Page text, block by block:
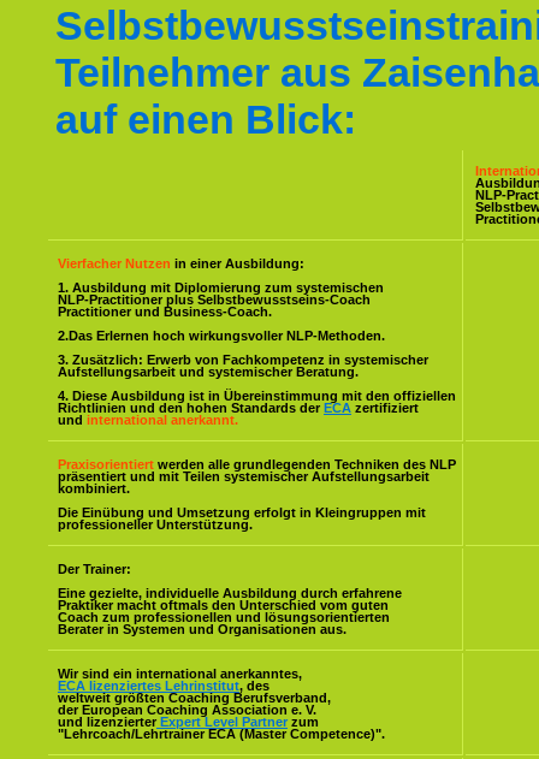
Teilnehmer aus
auf einen Blick:
NLP-
Vierfacher Nutzen in einer Ausbildung:
1. Ausbildung mit Diplomierung zum systemischen
NLP-Practitioner plus Selbstbewusstseins-Coach
Practitioner und Business-Coach.
2.Das Erlernen hoch wirkungsvoller NLP-Methoden.
3. Zusätzlich: Erwerb von Fachkompetenz in systemischer
Aufstellungsarbeit und systemischer Beratung.
4. Diese Ausbildung ist in Übereinstimmung mit den offiziellen
Richtlinien und den hohen Standards der ECA zertifiziert
und international anerkannt.
Praxisorientiert werden alle grundlegenden Techniken des NLP
präsentiert und mit Teilen systemischer Aufstellungsarbeit
kombiniert.
Die Einübung und Umsetzung erfolgt in Kleingruppen mit
professioneller Unterstützung.
Der Trainer:
Eine gezielte, individuelle Ausbildung durch erfahrene
Praktiker macht oftmals den Unterschied vom guten
Coach zum professionellen und lösungsorientierten
Berater in Systemen und Organisationen aus.
Wir sind ein international anerkanntes,
ECA lizenziertes Lehrinstitut, des
weltweit größten Coaching Berufsverband,
der European Coaching Association e. V.
und lizenzierter Expert Level Partner zum
"Lehrcoach/Lehrtrainer ECA (Master Competence)".